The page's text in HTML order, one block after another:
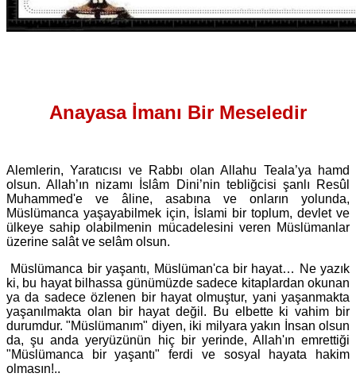
Anayasa İmanı Bir Meseledir
Alemlerin, Yaratıcısı ve Rabbı olan Allahu Teala’ya hamd
olsun. Allah’ın nizamı İslâm Dini’nin tebliğcisi şanlı Resûl
Muhammed'e ve âline, asabına ve onların yolunda,
Müslümanca yaşayabilmek için, İslami bir toplum, devlet ve
ülkeye sahip olabilmenin mücadelesini veren Müslümanlar
üzerine salât ve selâm olsun.
Müslümanca bir yaşantı, Müslüman'ca bir hayat… Ne yazık
ki, bu hayat bilhassa günümüzde sadece kitaplardan okunan
ya da sadece özlenen bir hayat olmuştur, yani yaşanmakta
yaşanılmakta olan bir hayat değil. Bu elbette ki vahim bir
durumdur. "Müslümanım" diyen, iki milyara yakın İnsan olsun
da, şu anda yeryüzünün hiç bir yerinde, Allah'ın emrettiği
"Müslümanca bir yaşantı" ferdi ve sosyal hayata hakim
olmasın!..